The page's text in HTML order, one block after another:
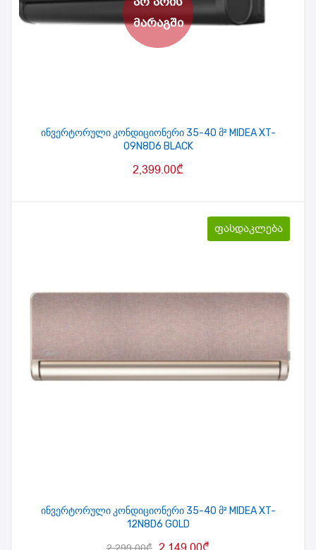
ინვერტორული კონდიციონერი 35-40 მ² MIDEA XT-
09N8D6 BLACK
2,399.00₾
ფასდაკლება
ინვერტორული კონდიციონერი 35-40 მ² MIDEA XT-
12N8D6 GOLD